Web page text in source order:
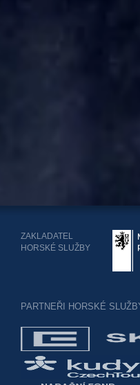
ZAKLADATEL
HORSKÉ SLUŽBY
PARTNEŘI HORSKÉ